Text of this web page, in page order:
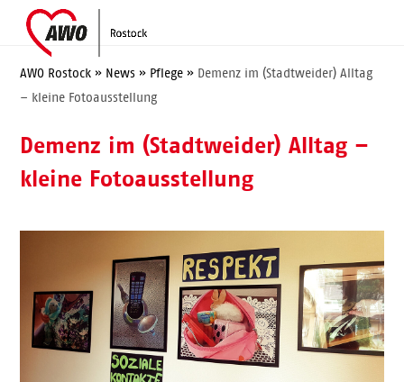
content
Open
mobile
menu
Close
mobile
menu
AWO Rostock » News » Pflege » Demenz im (Stadtweider) Alltag
– kleine Fotoausstellung
Demenz im (Stadtweider) Alltag –
kleine Fotoausstellung